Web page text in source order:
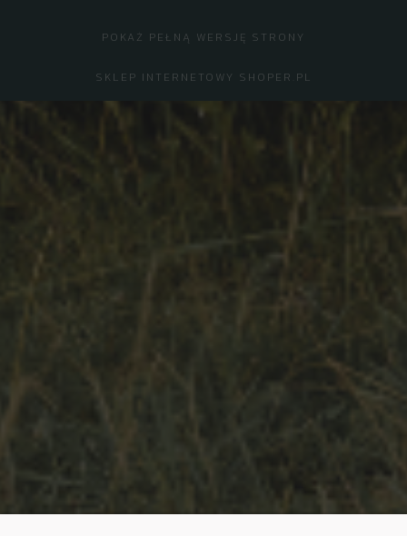
POKAŻ PEŁNĄ WERSJĘ STRONY
SKLEP INTERNETOWY SHOPER.PL